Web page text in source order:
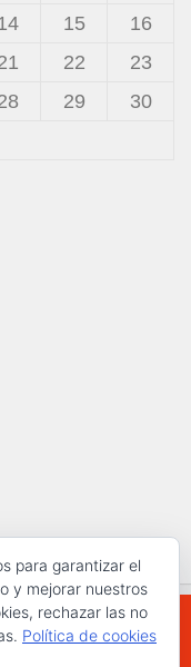
15
16
22
23
29
30
para garantizar el
y mejorar nuestros
rechazar las no
Política de cookies